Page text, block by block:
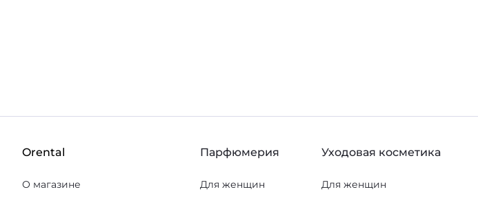
Orental
О магазине
Парфюмерия
Для женщин
Уходовая косметика
Для женщин